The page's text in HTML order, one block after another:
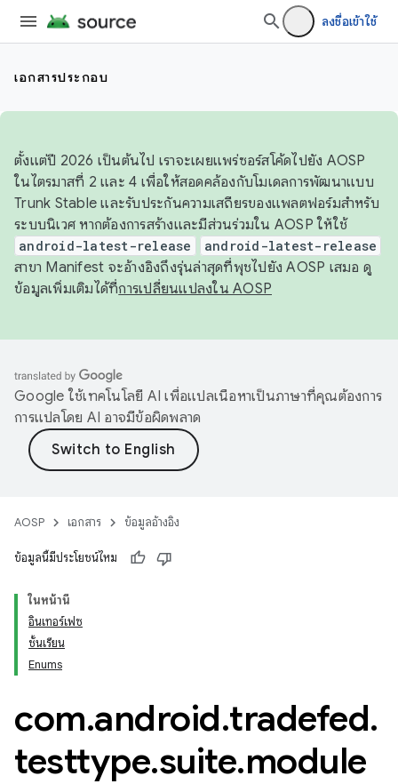
ลงชื่อเข้าใช้
เอกสารประกอบ
ตั้งแต่ปี 2026 เป็นต้นไป เราจะเผยแพร่ซอร์สโค้ดไปยัง AOSP
ในไตรมาสที่ 2 และ 4 เพื่อให้สอดคล้องกับโมเดลการพัฒนาแบบ
Trunk Stable และรับประกันความเสถียรของแพลตฟอร์มสำหรับ
ระบบนิเวศ หากต้องการสร้างและมีส่วนร่วมใน AOSP ให้ใช้
android-latest-release android-latest-release
สาขา Manifest จะอ้างอิงถึงรุ่นล่าสุดที่พุชไปยัง AOSP เสมอ ดู
ข้อมูลเพิ่มเติมได้ที่การเปลี่ยนแปลงใน AOSP
Google ใช้เทคโนโลยี AI เพื่อแปลเนื้อหาเป็นภาษาที่คุณต้องการ
การแปลโดย AI อาจมีข้อผิดพลาด
AOSP เอกสาร ข้อมูลอ้างอิง
ข้อมูลนี้มีประโยชน์ไหม
ในหน้านี้
อินเทอร์เฟซ
ชั้นเรียน
Enums
com.android.tradefed.
testtype.suite.module